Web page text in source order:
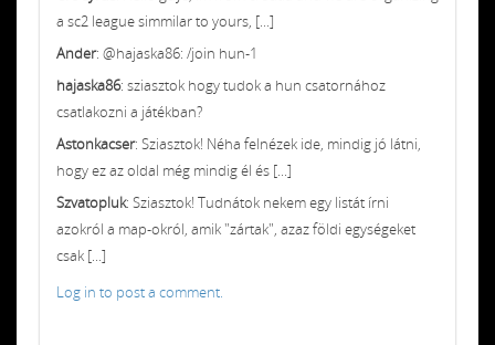
a sc2 league simmilar to yours, [...]
Ander: @hajaska86: /join hun-1
hajaska86: sziasztok hogy tudok a hun csatornához
csatlakozni a játékban?
Astonkacser: Sziasztok! Néha felnézek ide, mindig jó látni,
hogy ez az oldal még mindig él és [...]
Szvatopluk: Sziasztok! Tudnátok nekem egy listát írni
azokról a map-okról, amik "zártak", azaz földi egységeket
csak [...]
Log in to post a comment.